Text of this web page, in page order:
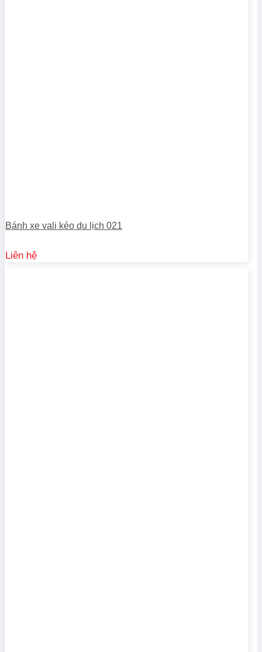
Bánh xe vali kéo du lịch 021
Liên hệ